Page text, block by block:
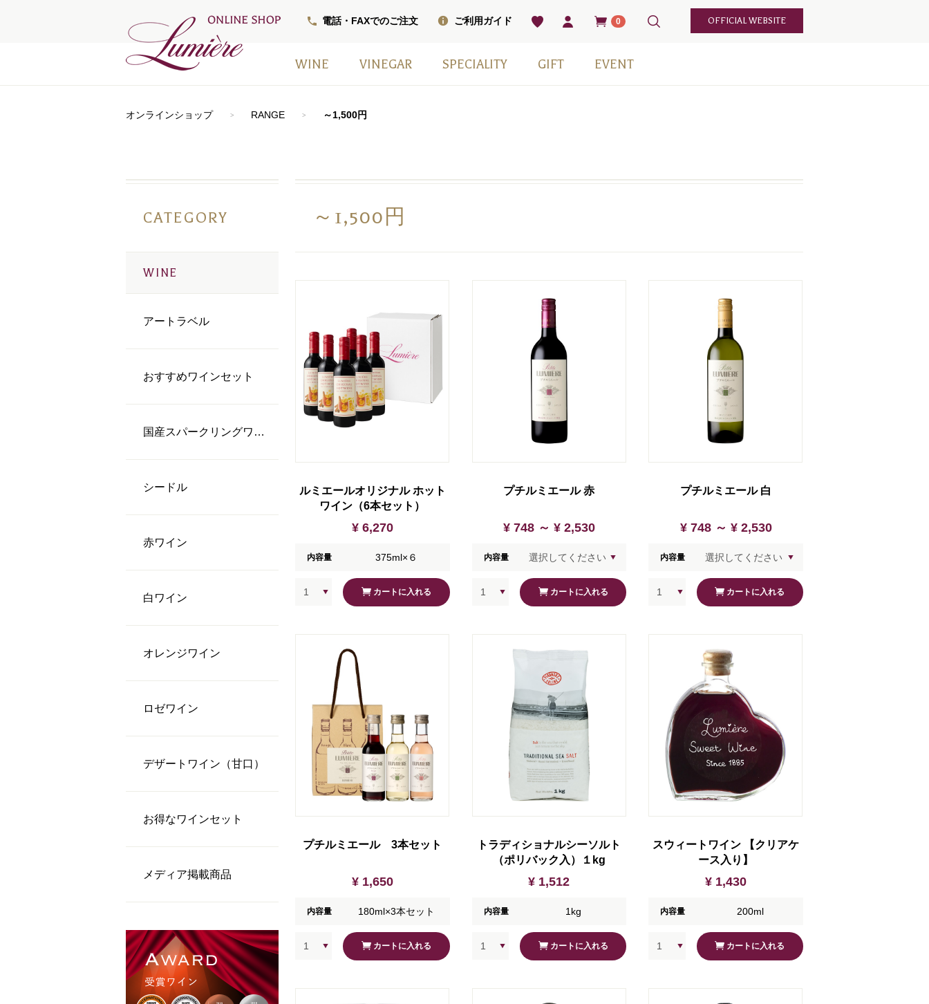
電話・FAXでのご注文 ご利用ガイド OFFICIAL WEBSITE
0
WINE VINEGAR SPECIALITY GIFT EVENT
オンラインショップ RANGE ～1,500円
CATEGORY
WINE
アートラベル
おすすめワインセット
国産スパークリングワイン
シードル
⾚ワイン
⽩ワイン
オレンジワイン
ロゼワイン
デザートワイン（甘口）
お得なワインセット
メディア掲載商品
～1,500円
ルミエールオリジナル ホット
ワイン（6本セット）
¥ 6,270
内容量 375ml×６
カートに入れる
プチルミエール 赤
¥ 748 ～ ¥ 2,530
内容量
カートに入れる
プチルミエール 白
¥ 748 ～ ¥ 2,530
内容量
カートに入れる
プチルミエール 3本セット
¥ 1,650
内容量 180ml×3本セット
カートに入れる
トラディショナルシーソルト
（ポリバック入）１kg
¥ 1,512
内容量 1kg
カートに入れる
スウィートワイン 【クリアケ
ース入り】
¥ 1,430
内容量 200ml
カートに入れる